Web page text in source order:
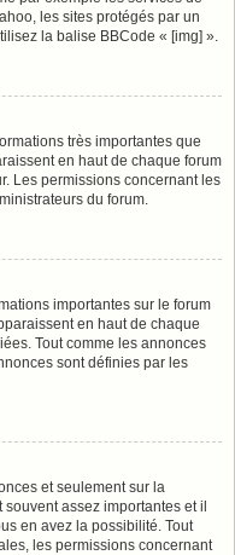
les sites protégés par un
la balise BBCode « [img] ».
très importantes que
en haut de chaque forum
Les permissions concernant les
du forum.
importantes sur le forum
en haut de chaque
Tout comme les annonces
sont définies par les
et seulement sur la
assez importantes et il
en avez la possibilité. Tout
les permissions concernant